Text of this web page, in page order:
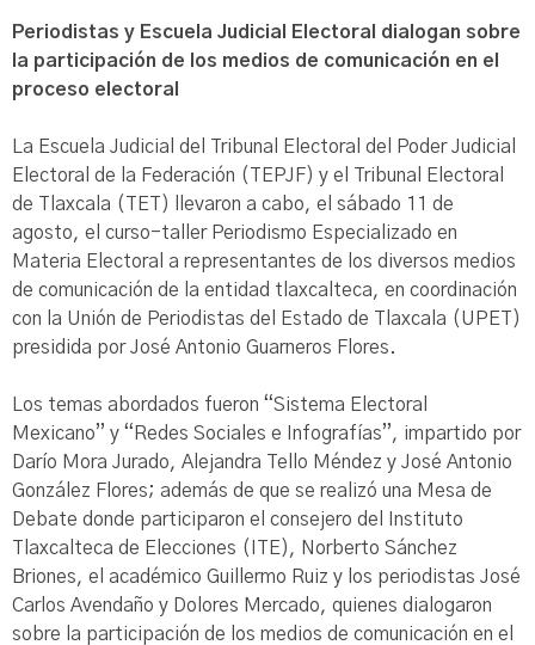
Periodistas y Escuela Judicial Electoral dialogan sobre
la participación de los medios de comunicación en el
proceso electoral
La Escuela Judicial del Tribunal Electoral del Poder Judicial
Electoral de la Federación (TEPJF) y el Tribunal Electoral
de Tlaxcala (TET) llevaron a cabo, el sábado 11 de
agosto, el curso-taller Periodismo Especializado en
Materia Electoral a representantes de los diversos medios
de comunicación de la entidad tlaxcalteca, en coordinación
con la Unión de Periodistas del Estado de Tlaxcala (UPET)
presidida por José Antonio Guarneros Flores.
Los temas abordados fueron “Sistema Electoral
Mexicano” y “Redes Sociales e Infografías”, impartido por
Darío Mora Jurado, Alejandra Tello Méndez y José Antonio
González Flores; además de que se realizó una Mesa de
Debate donde participaron el consejero del Instituto
Tlaxcalteca de Elecciones (ITE), Norberto Sánchez
Briones, el académico Guillermo Ruiz y los periodistas José
Carlos Avendaño y Dolores Mercado, quienes dialogaron
sobre la participación de los medios de comunicación en el